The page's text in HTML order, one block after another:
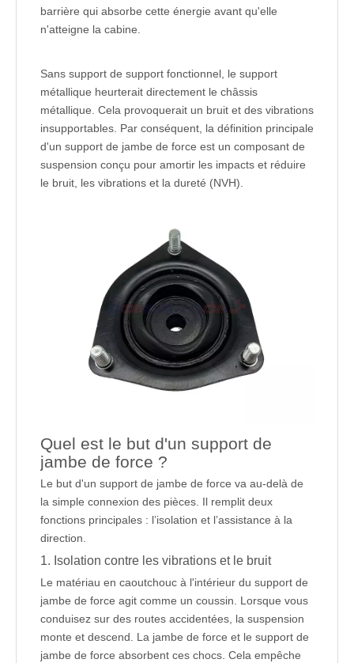
barrière qui absorbe cette énergie avant qu'elle
n'atteigne la cabine.
Sans support de support fonctionnel, le support
métallique heurterait directement le châssis
métallique. Cela provoquerait un bruit et des vibrations
insupportables. Par conséquent, la définition principale
d'un support de jambe de force est un composant de
suspension conçu pour amortir les impacts et réduire
le bruit, les vibrations et la dureté (NVH).
Quel est le but d'un support de
jambe de force ?
Le but d'un support de jambe de force va au-delà de
la simple connexion des pièces. Il remplit deux
fonctions principales : l’isolation et l’assistance à la
direction.
1. Isolation contre les vibrations et le bruit
Le matériau en caoutchouc à l'intérieur du support de
jambe de force agit comme un coussin. Lorsque vous
conduisez sur des routes accidentées, la suspension
monte et descend. La jambe de force et le support de
jambe de force absorbent ces chocs. Cela empêche